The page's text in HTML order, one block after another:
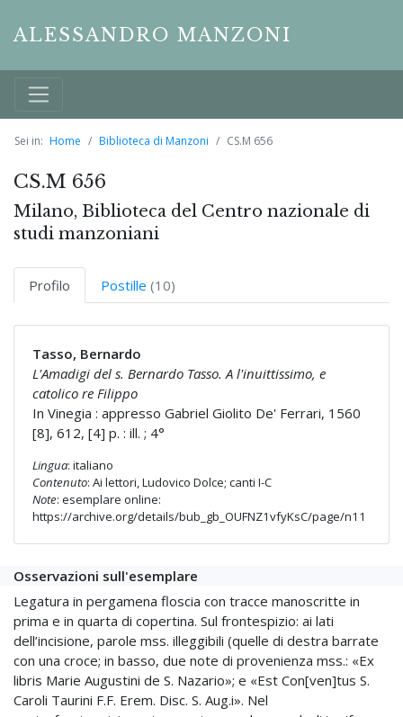
ALESSANDRO MANZONI
Sei in: Home Biblioteca di Manzoni CS.M 656
CS.M 656
Milano, Biblioteca del Centro nazionale di
studi manzoniani
Profilo Postille (10)
Tasso, Bernardo
L'Amadigi del s. Bernardo Tasso. A l'inuittissimo, e
catolico re Filippo
In Vinegia : appresso Gabriel Giolito De' Ferrari, 1560
[8], 612, [4] p. : ill. ; 4°
Lingua: italiano
Contenuto: Ai lettori, Ludovico Dolce; canti I-C
Note: esemplare online:
https://archive.org/details/bub_gb_OUFNZ1vfyKsC/page/n11
Osservazioni sull'esemplare
Legatura in pergamena floscia con tracce manoscritte in
prima e in quarta di copertina. Sul frontespizio: ai lati
dell’incisione, parole mss. illeggibili (quelle di destra barrate
con una croce; in basso, due note di provenienza mss.: «Ex
libris Marie Augustini de S. Nazario»; e «Est Con[ven]tus S.
Caroli Taurini F.F. Erem. Disc. S. Aug.i». Nel